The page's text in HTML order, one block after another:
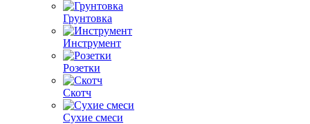
Грунтовка
Инструмент
Розетки
Скотч
Сухие смеси